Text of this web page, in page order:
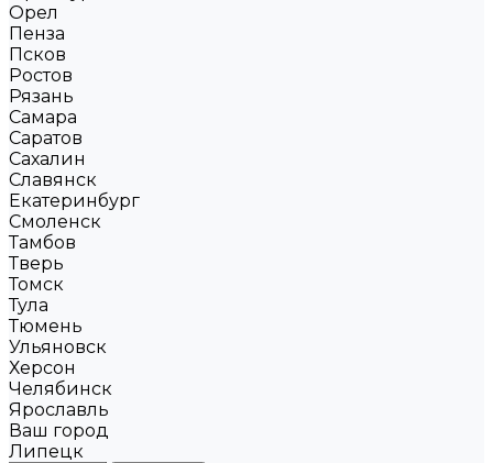
Орел
Пенза
Псков
Ростов
Рязань
Самара
Саратов
Сахалин
Славянск
Екатеринбург
Смоленск
Тамбов
Тверь
Томск
Тула
Тюмень
Ульяновск
Херсон
Челябинск
Ярославль
Ваш город
Липецк